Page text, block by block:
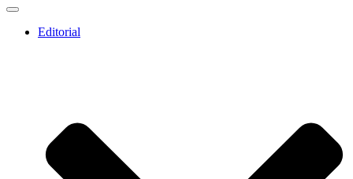
Navigationsmenü
Editorial